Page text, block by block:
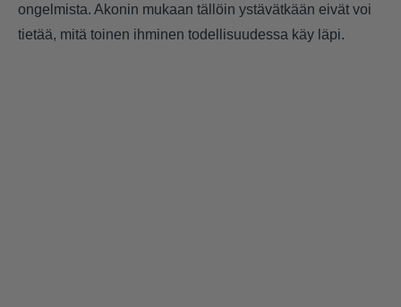
ongelmista. Akonin mukaan tällöin ystävätkään eivät voi
tietää, mitä toinen ihminen todellisuudessa käy läpi.